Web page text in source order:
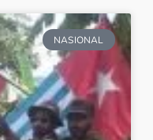
NASIONAL